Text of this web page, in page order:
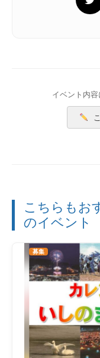
イベント内
こちらもお
のイベント
募集